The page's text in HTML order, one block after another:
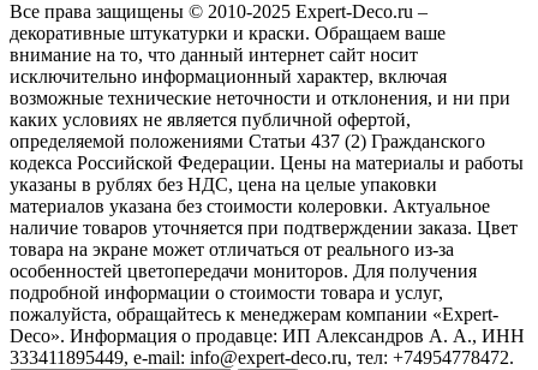
Все права защищены © 2010-2025 Expert-Deco.ru –
декоративные штукатурки и краски. Обращаем ваше
внимание на то, что данный интернет сайт носит
исключительно информационный характер, включая
возможные технические неточности и отклонения, и ни при
каких условиях не является публичной офертой,
определяемой положениями Статьи 437 (2) Гражданского
кодекса Российской Федерации. Цены на материалы и работы
указаны в рублях без НДС, цена на целые упаковки
материалов указана без стоимости колеровки. Актуальное
наличие товаров уточняется при подтверждении заказа. Цвет
товара на экране может отличаться от реального из‑за
особенностей цветопередачи мониторов. Для получения
подробной информации о стоимости товара и услуг,
пожалуйста, обращайтесь к менеджерам компании «Expert-
Deco». Информация о продавце: ИП Александров А. А., ИНН
333411895449, e-mail: info@expert-deco.ru, тел: +74954778472.